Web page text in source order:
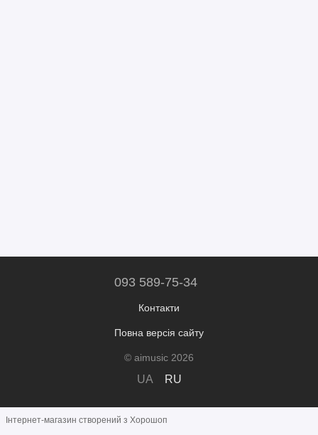
093 589-75-34
Контакти
Повна версія сайту
© aimusic 2026
UA RU
Інтернет-магазин створений з Хорошоп